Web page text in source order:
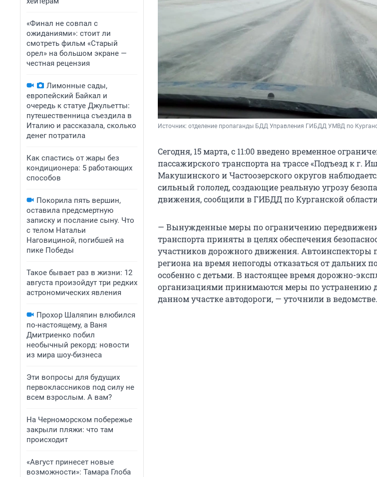
«Финал не совпал с
ожиданиями»: стоит ли
смотреть фильм «Старый
орел» на большом экране —
честная рецензия
Лимонные сады,
европейский Байкал и
очередь к статуе Джульетты:
путешественница съездила в
Италию и рассказала, сколько
денег потратила
Как спастись от жары без
кондиционера: 5 работающих
способов
Покорила пять вершин,
оставила предсмертную
записку и послание сыну. Что
с телом Натальи
Наговициной, погибшей на
пике Победы
Такое бывает раз в жизни: 12
августа произойдут три редких
астрономических явления
Прохор Шаляпин влюбился
по-настоящему, а Ваня
Дмитриенко побил
необычный рекорд: новости
из мира шоу-бизнеса
Эти вопросы для будущих
первоклассников под силу не
всем взрослым. А вам?
На Черноморском побережье
закрыли пляжи: что там
происходит
«Август принесет новые
возможности»: Тамара Глоба
Источник: отделение пропаганды БДД Управления ГИБДД УМВД по
Сегодня, 15 марта, с 11:00 введено временное
пассажирского транспорта на трассе «Подъезд к г.
Макушинского и Частоозерского округов
сильный гололед, создающие реальную угрозу
движения, сообщили в ГИБДД по Курганской
— Вынужденные меры по ограничению
транспорта приняты в целях обеспечения
участников дорожного движения. Автоинспекторы
региона на время непогоды отказаться от дальних
особенно с детьми. В настоящее время дорожно-
организациями принимаются меры по устранению
данном участке автодороги, — уточнили в ведомстве.